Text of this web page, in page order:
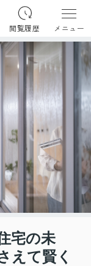
閲覧履歴 メニュー
宅の未
えて賢く